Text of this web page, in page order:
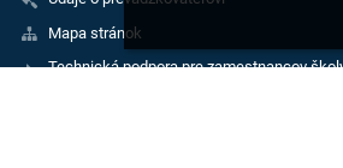
Mapa stránok
Technická podpora pre zamestnancov